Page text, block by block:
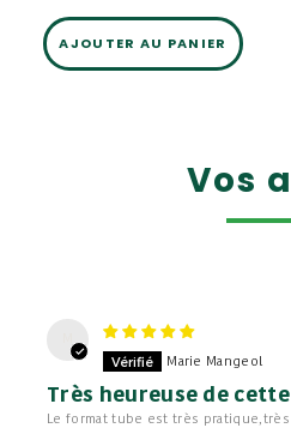
AJOUTER AU PANIER
Vos
Marie Mangeol
Très heureuse de
Le format tube est très